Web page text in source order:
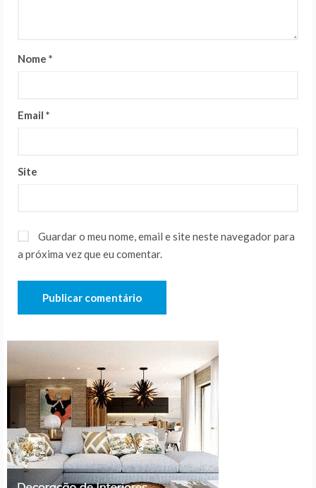
Nome *
Email *
Site
Guardar o meu nome, email e site neste navegador para
a próxima vez que eu comentar.